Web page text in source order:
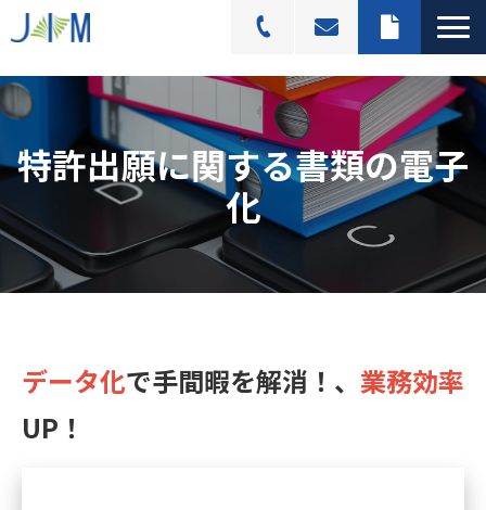
スキャニングサービス
選ばれる理由
活用シーン
導入事例
料金プラン
よくあるご質問
特許出願に関する書類の電子
化
データ化で手間暇を解消！ 、 業務効率
UP ！